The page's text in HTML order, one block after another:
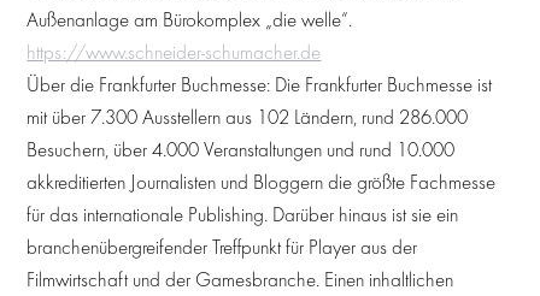
Außenanlage am Bürokomplex „die welle“.
https://www.schneider-schumacher.de
Über die Frankfurter Buchmesse: Die Frankfurter Buchmesse ist
mit über 7.300 Ausstellern aus 102 Ländern, rund 286.000
Besuchern, über 4.000 Veranstaltungen und rund 10.000
akkreditierten Journalisten und Bloggern die größte Fachmesse
für das internationale Publishing. Darüber hinaus ist sie ein
branchenübergreifender Treffpunkt für Player aus der
Filmwirtschaft und der Gamesbranche. Einen inhaltlichen